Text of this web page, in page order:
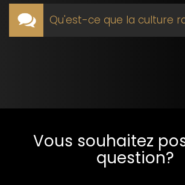
Qu'est-ce que la culture
Vous souhaitez
question?